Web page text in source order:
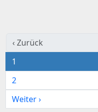
‹ Zurück
1
2
Weiter ›